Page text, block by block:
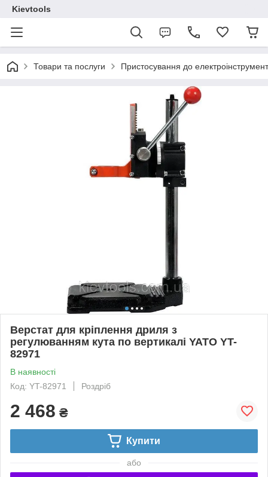
Kievtools
Товари та послуги Пристосування до
Верстат для кріплення дриля з
регулюванням кута по вертикалі YATO YT-
82971
В наявності
Код: YT-82971
Роздріб
2 468 ₴
Купити
або